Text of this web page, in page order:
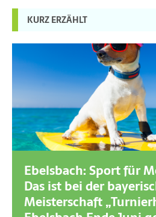
KURZ ERZÄHLT
Ebelsbach: Sport für
Das ist bei der
Meisterschaft